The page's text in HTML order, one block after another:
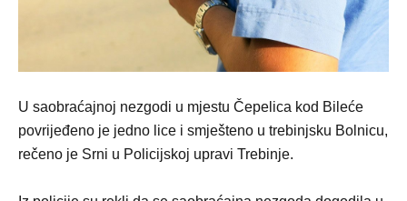
U saobraćajnoj nezgodi u mjestu Čepelica kod Bileće
povrijeđeno je jedno lice i smješteno u trebinjsku Bolnicu,
rečeno je Srni u Policijskoj upravi Trebinje.